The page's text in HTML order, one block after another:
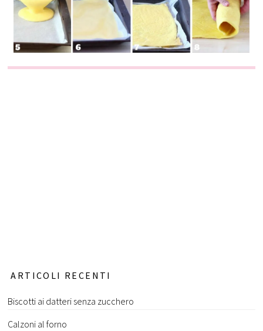
ARTICOLI RECENTI
Biscotti ai datteri senza zucchero
Calzoni al forno